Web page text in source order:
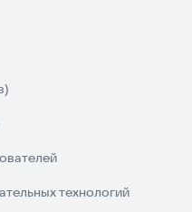
технологий